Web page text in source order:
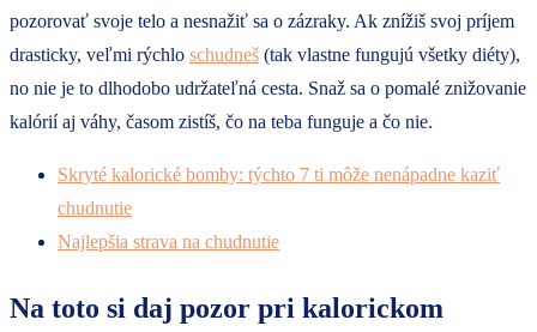
pozorovať svoje telo a nesnažiť sa o zázraky. Ak znížiš svoj príjem
drasticky, veľmi rýchlo schudneš (tak vlastne fungujú všetky diéty),
no nie je to dlhodobo udržateľná cesta. Snaž sa o pomalé znižovanie
kalórií aj váhy, časom zistíš, čo na teba funguje a čo nie.
Skryté kalorické bomby: týchto 7 ti môže nenápadne kaziť
chudnutie
Najlepšia strava na chudnutie
Na toto si daj pozor pri kalorickom